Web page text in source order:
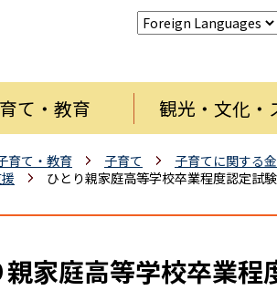
て・教育 観光・文化・
育て・教育 子育て
子育てに関する
ひとり親家庭高等学校卒業程度認定試
親家庭高等学校卒業